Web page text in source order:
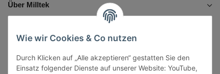
Wie wir Cookies & Co nutzen
Durch Klicken auf „Alle akzeptieren“ gestatten Sie den
Einsatz folgender Dienste auf unserer Website: YouTube,
Über Milltek
Gesetzliche Informationen